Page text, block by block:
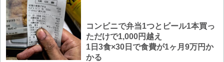
コンビニで弁当1つとビール1本買っ
ただけで1,000円越え
1日3食×30日で食費が1ヶ月9万円か
かる